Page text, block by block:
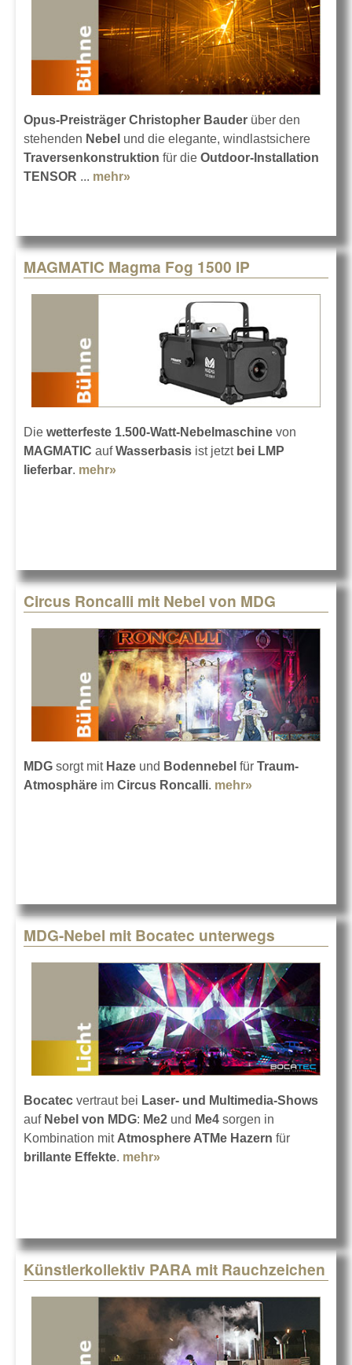
Opus-Preisträger Christopher Bauder über den
stehenden Nebel und die elegante, windlastsichere
Traversenkonstruktion für die Outdoor-Installation
TENSOR ... mehr»
MAGMATIC Magma Fog 1500 IP
Die wetterfeste 1.500-Watt-Nebelmaschine von
MAGMATIC aufWasserbasis ist jetzt bei LMP
lieferbar. mehr»
Circus Roncalli mit Nebel von MDG
MDG sorgt mit Haze und Bodennebel für Traum-
Atmosphäre im Circus Roncalli. mehr»
MDG-Nebel mit Bocatec unterwegs
Bocatec vertraut bei Laser- und Multimedia-Shows
auf Nebel von MDG: Me2 und Me4 sorgen in
Kombination mit Atmosphere ATMe Hazern für
brillante Effekte. mehr»
Künstlerkollektiv PARA mit Rauchzeichen